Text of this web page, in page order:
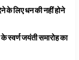
के लिए धन की नहीं होने
स्वर्ण जयंती समारोह का